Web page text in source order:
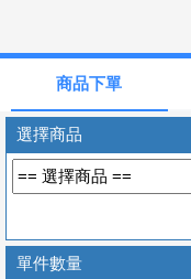
商品下單
選擇商品
單件數量